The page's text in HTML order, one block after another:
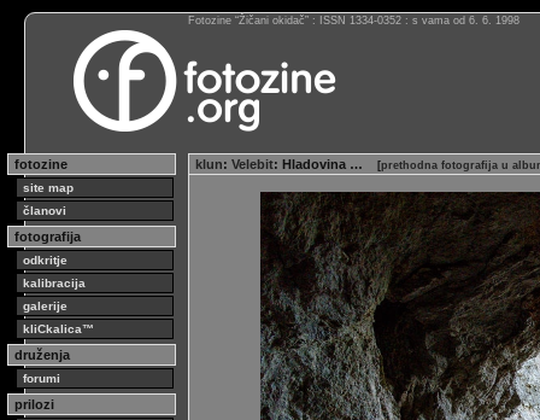
Fotozine “Žičani okidač” : ISSN 1334-0352 : s vama od 6. 6. 1998
fotozine
site map
članovi
fotografija
odkritje
kalibracija
galerije
kliCkalica™
druženja
forumi
prilozi
klun: Velebit: Hladovina … [prethodna fotografija u